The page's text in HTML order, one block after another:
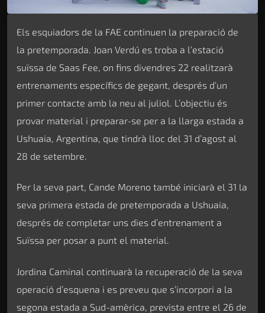
Els esquiadors de la FAE continuen la preparació de
la pretemporada. Joan Verdú es troba a l’estació
suïssa de Saas Fee, on fins divendres 22 realitzarà
entrenaments específics de gegant, després d’un
primer contacte amb la neu al juliol. L’objectiu és
provar material i preparar-se per a la llarga estada a
Ushuaia, Argentina, que tindrà lloc del 31 d’agost al
28 de setembre.
Per la seva part, Cande Moreno també iniciarà el 31 la
seva primera estada de pretemporada a Ushuaia,
després de completar uns dies d’entrenament a
Suïssa per posar a punt el material.
Jordina Caminal continuarà la recuperació de la seva
operació d’esquena i es preveu que s’incorpori a la
segona estada a Sud-amèrica, prevista entre el 26 de